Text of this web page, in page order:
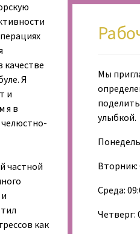
Я
и
я в
челюстно-
частной
как
Мы
улыбкой.
Вторник:
Среда:
Четверг: